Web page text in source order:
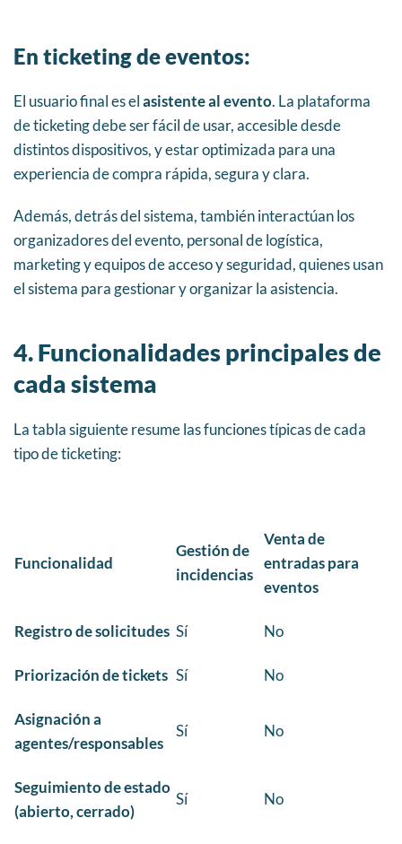
En ticketing de eventos:
El usuario final es elasistente al evento. La plataforma
de ticketing debe ser fácil de usar, accesible desde
distintos dispositivos, y estar optimizada para una
experiencia de compra rápida, segura y clara.
Además, detrás del sistema, también interactúan los
organizadores del evento, personal de logística,
marketing y equipos de acceso y seguridad, quienes usan
el sistema para gestionar y organizar la asistencia.
4. Funcionalidades principales de
cada sistema
La tabla siguiente resume las funciones típicas de cada
tipo de ticketing:
Funcionalidad
Gestión de
incidencias
Venta de
entradas para
eventos
Registro de solicitudes Sí No
Priorización de tickets Sí No
Asignación a
agentes/responsables
Sí No
Seguimiento de estado
(abierto, cerrado)
Sí No